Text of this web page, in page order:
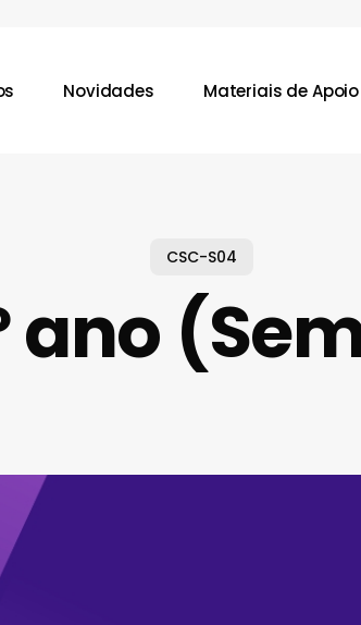
Novidades Materiais de Apoio
CSC-S04
ano